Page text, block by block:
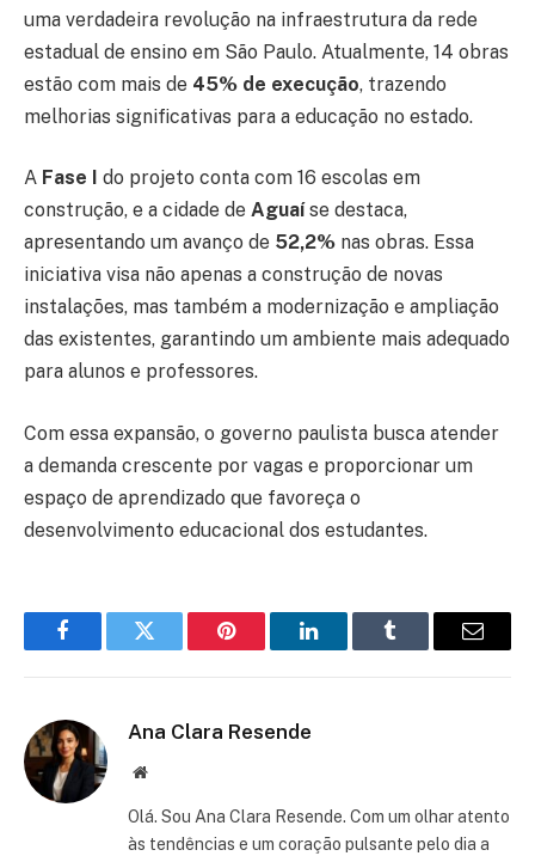
uma verdadeira revolução na infraestrutura da rede
estadual de ensino em São Paulo. Atualmente, 14 obras
estão com mais de 45% de execução, trazendo
melhorias significativas para a educação no estado.
A Fase I
do projeto conta com 16 escolas em
construção, e a cidade de Aguaíse destaca,
apresentando um avanço de 52,2% nas obras. Essa
iniciativa visa não apenas a construção de novas
instalações, mas também a modernização e ampliação
das existentes, garantindo um ambiente mais adequado
para alunos e professores.
Com essa expansão, o governo paulista busca atender
a demanda crescente por vagas e proporcionar um
espaço de aprendizado que favoreça o
desenvolvimento educacional dos estudantes.
FacebookTwitter Pinterest LinkedInTumblr Email
Ana Clara Resende
Website
Olá. Sou Ana Clara Resende. Com um olhar atento
às tendências e um coração pulsante pelo dia a